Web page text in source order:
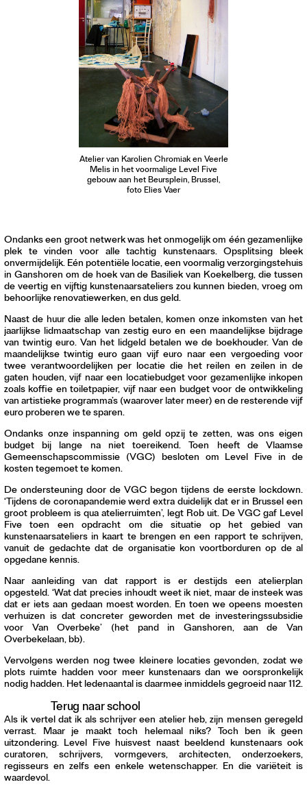
Atelier van Karolien Chromiak en Veerle
Melis in het voormalige Level Five
gebouw aan het Beursplein, Brussel,
foto Elies Vaer
Ondanks een groot netwerk was het onmogelijk om één gezamenlijke
plek te vinden voor alle tachtig kunstenaars. Opsplitsing bleek
onvermijdelijk. Eén potentiële locatie, een voormalig verzorgingstehuis
in Ganshoren om de hoek van de Basiliek van Koekelberg, die tussen
de veertig en vijftig kunstenaarsateliers zou kunnen bieden, vroeg om
behoorlijke renovatiewerken, en dus geld.
Naast de huur die alle leden betalen, komen onze inkomsten van het
jaarlijkse lidmaatschap van zestig euro en een maandelijkse bijdrage
van twintig euro. Van het lidgeld betalen we de boekhouder. Van de
maandelijkse twintig euro gaan vijf euro naar een vergoeding voor
twee verantwoordelijken per locatie die het reilen en zeilen in de
gaten houden, vijf naar een locatiebudget voor gezamenlijke inkopen
zoals koffie en toiletpapier, vijf naar een budget voor de ontwikkeling
van artistieke programma’s (waarover later meer) en de resterende vijf
euro proberen we te sparen.
Ondanks onze inspanning om geld opzij te zetten, was ons eigen
budget bij lange na niet toereikend. Toen heeft de Vlaamse
Gemeenschapscommissie (VGC) besloten om Level Five in de
kosten tegemoet te komen.
De ondersteuning door de VGC begon tijdens de eerste lockdown.
‘Tijdens de coronapandemie werd extra duidelijk dat er in Brussel een
groot probleem is qua atelierruimten’, legt Rob uit. De VGC gaf Level
Five toen een opdracht om die situatie op het gebied van
kunstenaarsateliers in kaart te brengen en een rapport te schrijven,
vanuit de gedachte dat de organisatie kon voortborduren op de al
opgedane kennis.
Naar aanleiding van dat rapport is er destijds een atelierplan
opgesteld. ‘Wat dat precies inhoudt weet ik niet, maar de insteek was
dat er iets aan gedaan moest worden. En toen we opeens moesten
verhuizen is dat concreter geworden met de investeringssubsidie
voor Van Overbeke’ (het pand in Ganshoren, aan de Van
Overbekelaan, bb).
Vervolgens werden nog twee kleinere locaties gevonden, zodat we
plots ruimte hadden voor meer kunstenaars dan we oorspronkelijk
nodig hadden. Het ledenaantal is daarmee inmiddels gegroeid naar 112.
Terug naar school
Als ik vertel dat ik als schrijver een atelier heb, zijn mensen geregeld
verrast. Maar je maakt toch helemaal niks? Toch ben ik geen
uitzondering. Level Five huisvest naast beeldend kunstenaars ook
curatoren, schrijvers, vormgevers, architecten, onderzoekers,
regisseurs en zelfs een enkele wetenschapper. En die variëteit is
waardevol.